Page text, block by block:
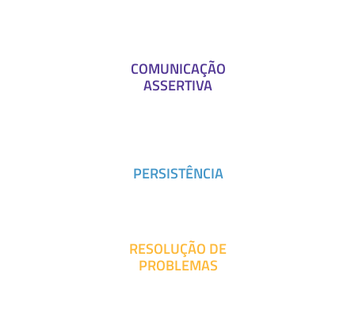
COMUNICAÇÃO
ASSERTIVA
PERSISTÊNCIA
RESOLUÇÃO DE
PROBLEMAS